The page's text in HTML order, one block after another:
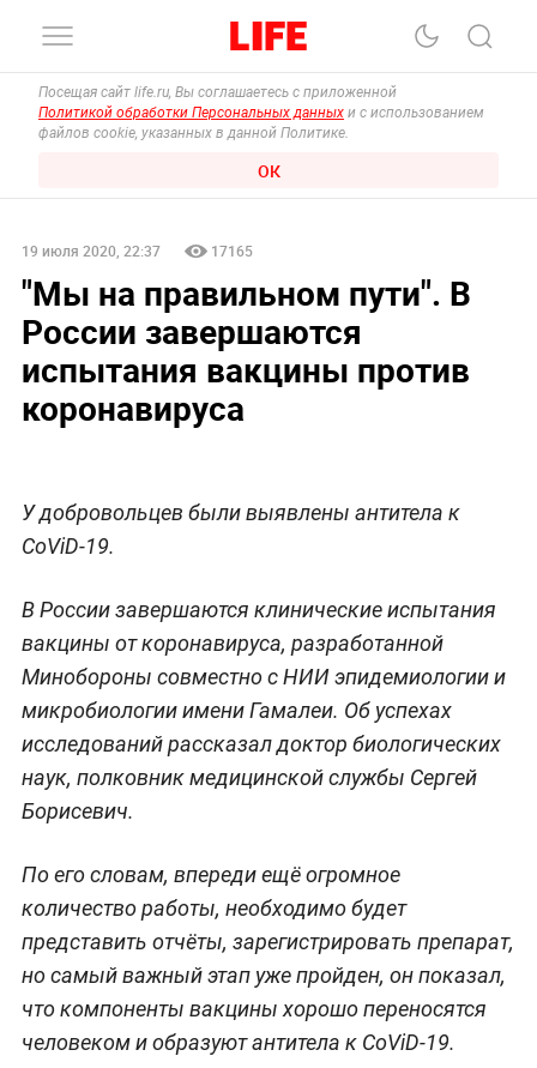
Посещая сайт life.ru, Вы соглашаетесь с приложенной
Политикой обработки Персональных данных и с использованием
файлов cookie, указанных в данной Политике.
ОК
19 июля 2020, 22:37 17165
"Мы на правильном пути". В
России завершаются
испытания вакцины против
коронавируса
У добровольцев были выявлены антитела к
CoViD-19.
В России завершаются клинические испытания
вакцины от коронавируса, разработанной
Минобороны совместно с НИИ эпидемиологии и
микробиологии имени Гамалеи. Об успехах
исследований рассказал доктор биологических
наук, полковник медицинской службы Сергей
Борисевич.
По его словам, впереди ещё огромное
количество работы, необходимо будет
представить отчёты, зарегистрировать препарат,
но самый важный этап уже пройден, он показал,
что компоненты вакцины хорошо переносятся
человеком и образуют антитела к CoViD-19.